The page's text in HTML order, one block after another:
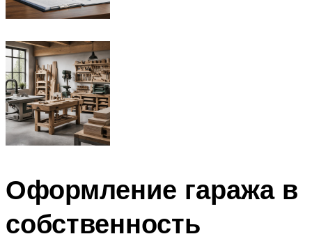
Оформление гаража в
собственность